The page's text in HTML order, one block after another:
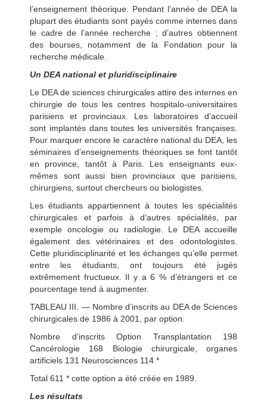
l’enseignement théorique. Pendant l’année de DEA la
plupart des étudiants sont payés comme internes dans
le cadre de l’année recherche ; d’autres obtiennent
des bourses, notamment de la Fondation pour la
recherche médicale.
Un DEA national et pluridisciplinaire
Le DEA de sciences chirurgicales attire des internes en
chirurgie de tous les centres hospitalo-universitaires
parisiens et provinciaux. Les laboratoires d’accueil
sont implantés dans toutes les universités françaises.
Pour marquer encore le caractère national du DEA, les
séminaires d’enseignements théoriques se font tantôt
en province, tantôt à Paris. Les enseignants eux-
mêmes sont aussi bien provinciaux que parisiens,
chirurgiens, surtout chercheurs ou biologistes.
Les étudiants appartiennent à toutes les spécialités
chirurgicales et parfois à d’autres spécialités, par
exemple oncologie ou radiologie. Le DEA accueille
également des vétérinaires et des odontologistes.
Cette pluridisciplinarité et les échanges qu’elle permet
entre les étudiants, ont toujours été jugés
extrêmement fructueux. Il y a 6 % d’étrangers et ce
pourcentage tend à augmenter.
TABLEAU III. — Nombre d’inscrits au DEA de Sciences
chirurgicales de 1986 à 2001, par option.
Nombre d’inscrits Option Transplantation 198
Cancérologie 168 Biologie chirurgicale, organes
artificiels 131 Neurosciences 114 *
Total 611 * cette option a été créée en 1989.
Les résultats